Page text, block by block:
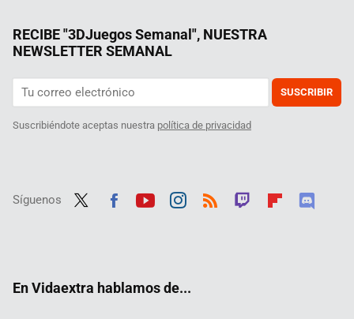
RECIBE "3DJuegos Semanal", NUESTRA
NEWSLETTER SEMANAL
SUSCRIBIR
Suscribiéndote aceptas nuestra política de privacidad
Síguenos
En Vidaextra hablamos de...